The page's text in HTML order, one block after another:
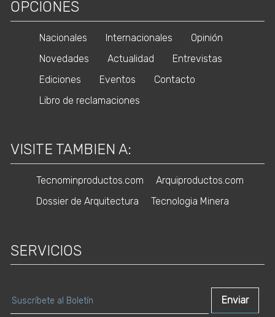
OPCIONES
Nacionales Internacionales
Opinión
Novedades
Actualidad
Entrevistas
Ediciones
Eventos
Contacto
Libro de reclamaciones
VISITE TAMBIEN A:
Tecnominproductos.com
Arquiproductos.com
Dossier de Arquitectura
Tecnologia Minera
SERVICIOS